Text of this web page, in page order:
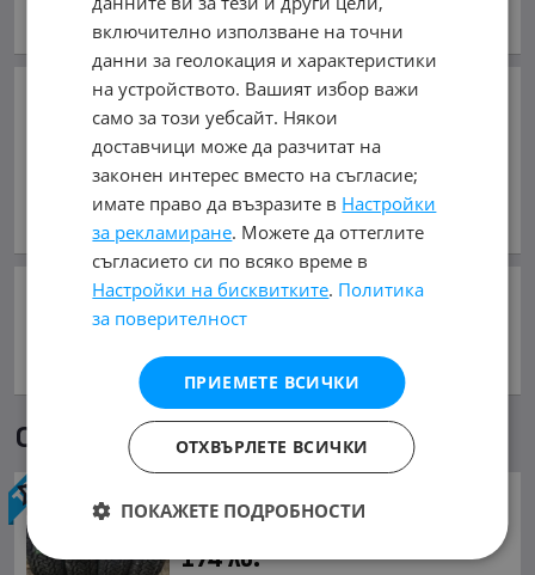
Виж всички обяви на дилъра
Добави в Бележника
Копирай линка
Съобщи за нередност
Сподели:
Още обяви в mobile.bg
88.96 €
174 лв.
включително използване на точни
данни за геолокация и характеристики
на устройството. Вашият избор важи
само за този уебсайт. Някои
доставчици може да разчитат на
законен интерес вместо на съгласие;
имате право да възразите в Настройки
за рекламиране. Можете да оттеглите
съгласието си по всяко време в
Настройки на бисквитките. Политика
за поверителност
ПРИЕМЕТЕ ВСИЧКИ
ОТХВЪРЛЕТЕ ВСИЧКИ
ПОКАЖЕТЕ ПОДРОБНОСТИ